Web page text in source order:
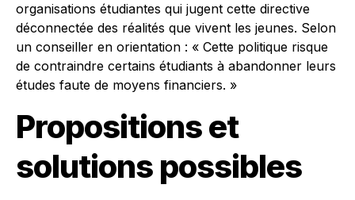
organisations étudiantes qui jugent cette directive
déconnectée des réalités que vivent les jeunes. Selon
un conseiller en orientation : « Cette politique risque
de contraindre certains étudiants à abandonner leurs
études faute de moyens financiers. »
Propositions et
solutions possibles